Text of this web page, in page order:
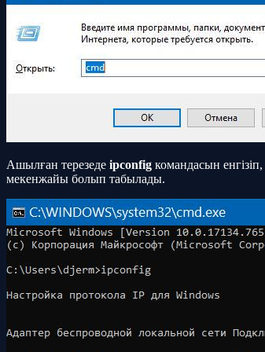
Ашылған терезеде ipconfig командасын енгізіп,
мекенжайы болып табылады.